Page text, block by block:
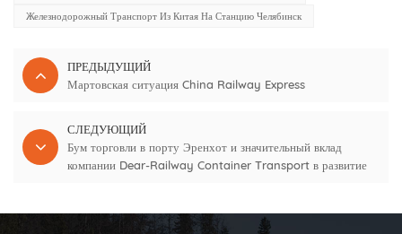
Железнодорожный Транспорт Из Китая На Станцию Челябинск
ПРЕДЫДУЩИЙ
Мартовская ситуация China Railway Express
СЛЕДУЮЩИЙ
Бум торговли в порту Эренхот и значительный вклад
компании Dear-Railway Container Transport в развитие